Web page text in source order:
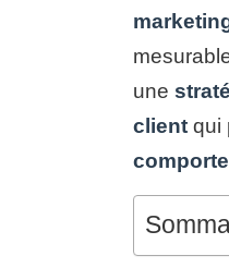
une
client qui